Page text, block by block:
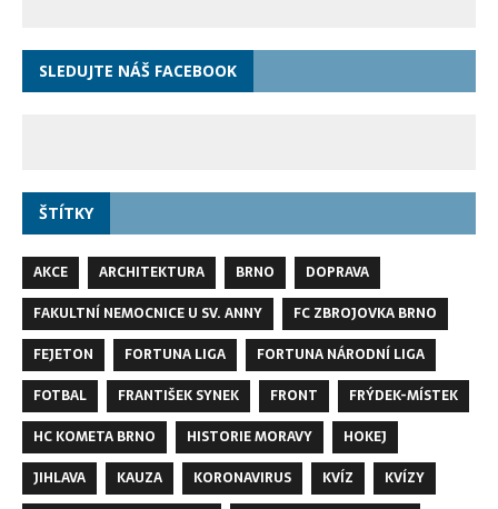
SLEDUJTE NÁŠ FACEBOOK
ŠTÍTKY
AKCE ARCHITEKTURA BRNO
DOPRAVA
FAKULTNÍ NEMOCNICE U SV. ANNY
FC ZBROJOVKA BRNO
FEJETON
FORTUNA LIGA
FORTUNA NÁRODNÍ LIGA
FOTBAL
FRANTIŠEK SYNEK FRONT
FRÝDEK-MÍSTEK
HC KOMETA BRNO
HISTORIE MORAVY
HOKEJ
JIHLAVA
KAUZA KORONAVIRUS KVÍZ
KVÍZY